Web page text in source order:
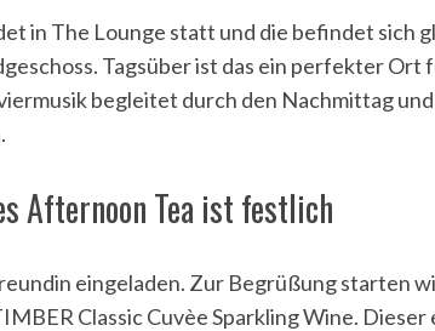
in The Lounge statt und die befindet sich
Tagsüber ist das ein perfekter Ort
begleitet durch den Nachmittag
Afternoon Tea ist festlich
eingeladen. Zur Begrüßung starten
Classic Cuvèe Sparkling Wine.